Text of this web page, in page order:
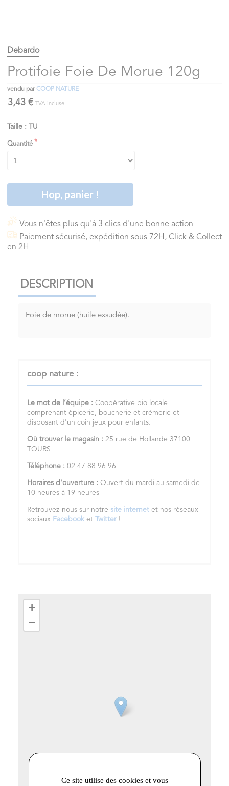
Debardo
Protifoie Foie De Morue 120g
vendu parCOOP NATURE
3,43 € TVA incluse
Taille : TU
Quantité
Hop, panier !
Vous n'êtes plus qu'à 3 clics d'une bonne action
Paiement sécurisé, expédition sous 72H, Click & Collect
en 2H
DESCRIPTION
Foie de morue (huile exsudée).
coop nature :
Le mot de l’équipe : Coopérative bio locale
comprenant épicerie, boucherie et crèmerie et
disposant d'un coin jeux pour enfants.
Où trouver le magasin : 25 rue de Hollande 37100
TOURS
Téléphone : 02 47 88 96 96
Horaires d'ouverture : Ouvert du mardi au samedi de
10 heures à 19 heures
Retrouvez-nous sur notre site internet et nos réseaux
sociaux Facebook et Twitter !
+
−
Ce site utilise des cookies et vous